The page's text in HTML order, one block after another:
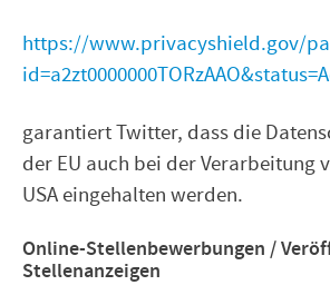
https://www.privacyshield.gov/
garantiert Twitter, dass die
der EU auch bei der Verarbeitung
USA eingehalten werden.
Online-Stellenbewerbungen /
Stellenanzeigen